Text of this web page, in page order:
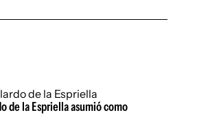
de la Espriella asumió como